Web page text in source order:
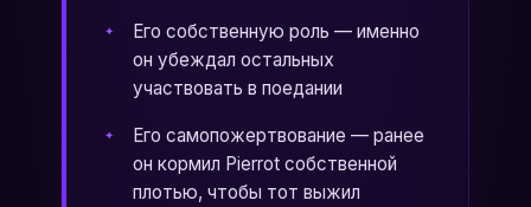
Его собственную роль — именно
он убеждал остальных
участвовать в поедании
Его самопожертвование — ранее
он кормил Pierrot собственной
плотью, чтобы тот выжил